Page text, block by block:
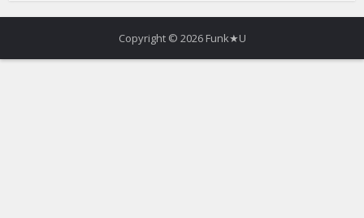
Copyright © 2026 Funk★U